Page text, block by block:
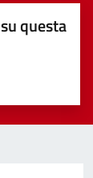
questa